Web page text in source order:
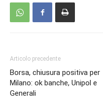
Articolo precedente
Borsa, chiusura positiva per
Milano: ok banche, Unipol e
Generali